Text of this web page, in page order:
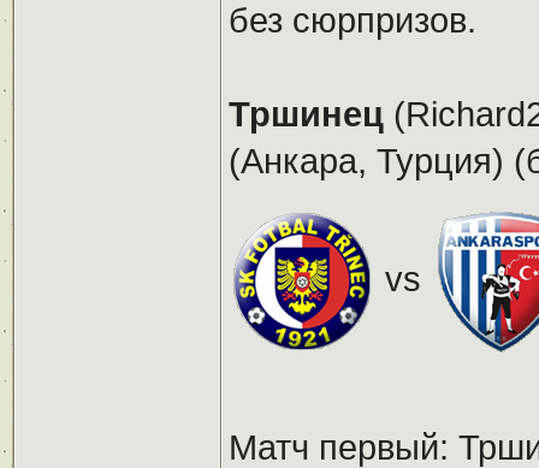
без сюрпризов.
Тршинец
(Анкара, Турция)
vs
Матч первый: